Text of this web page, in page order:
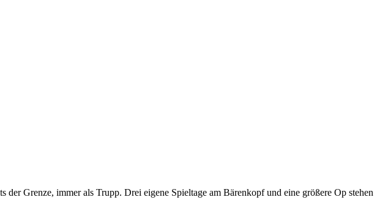
Grenze, immer als Trupp. Drei eigene Spieltage am Bärenkopf und eine größere Op stehen